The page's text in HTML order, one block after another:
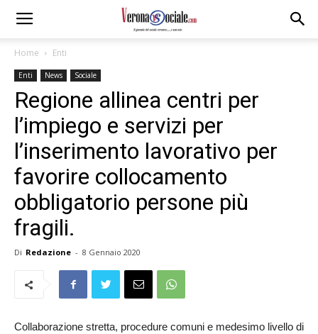
Home Enti
Enti News Sociale
Regione allinea centri per
l’impiego e servizi per
l’inserimento lavorativo per
favorire collocamento
obbligatorio persone più
fragili.
Di Redazione - 8 Gennaio 2020
Collaborazione stretta, procedure comuni e medesimo livello di